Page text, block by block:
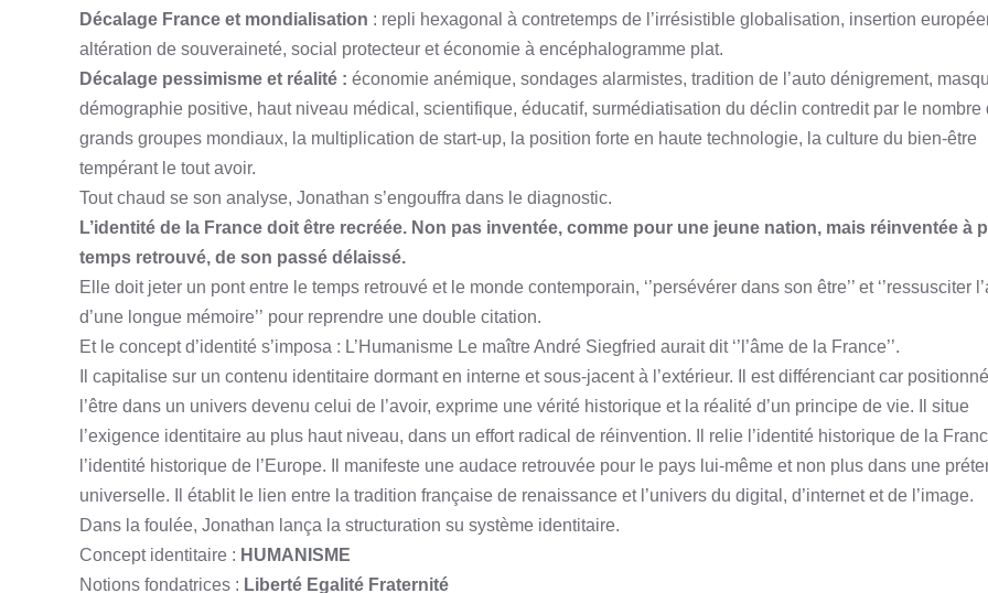
Décalage France et mondialisation : repli hexagonal à contretemps de l’irrésistible globalisation, insertion
altération de souveraineté, social protecteur et économie à encéphalogramme plat.
Décalage pessimisme et réalité : économie anémique, sondages alarmistes, tradition de l’auto dénigrement,
démographie positive, haut niveau médical, scientifique, éducatif, surmédiatisation du déclin contredit par le nombre
grands groupes mondiaux, la multiplication de start-up, la position forte en haute technologie, la culture du bien-être
tempérant le tout avoir.
Tout chaud se son analyse, Jonathan s’engouffra dans le diagnostic.
L’identité de la France doit être recréée. Non pas inventée, comme pour une jeune nation, mais réinventée à
temps retrouvé, de son passé délaissé.
Elle doit jeter un pont entre le temps retrouvé et le monde contemporain, ‘’persévérer dans son être’’ et ‘’ressusciter
d’une longue mémoire’’ pour reprendre une double citation.
Et le concept d’identité s’imposa : L’Humanisme Le maître André Siegfried aurait dit ‘’l’âme de la France’’.
Il capitalise sur un contenu identitaire dormant en interne et sous-jacent à l’extérieur. Il est différenciant car
l’être dans un univers devenu celui de l’avoir, exprime une vérité historique et la réalité d’un principe de vie. Il situe
l’exigence identitaire au plus haut niveau, dans un effort radical de réinvention. Il relie l’identité historique de la
l’identité historique de l’Europe. Il manifeste une audace retrouvée pour le pays lui-même et non plus dans une
universelle. Il établit le lien entre la tradition française de renaissance et l’univers du digital, d’internet et de l’image.
Dans la foulée, Jonathan lança la structuration su système identitaire.
Concept identitaire : HUMANISME
Notions fondatrices : Liberté Egalité Fraternité